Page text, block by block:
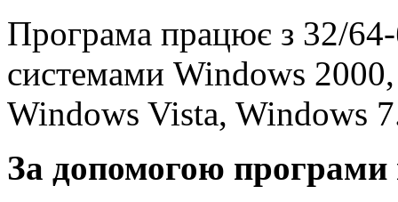
Програма працює з 32/64-
системами Windows
Windows Vista, Windows
За допомогою програми